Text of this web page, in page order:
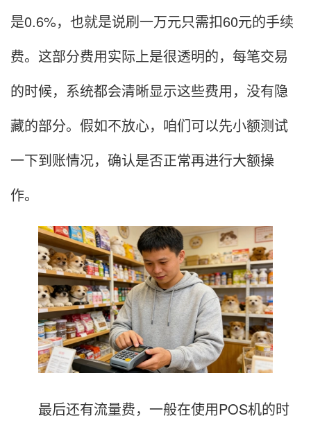
是0.6%，也就是说刷一万元只需扣60元的手续
费。这部分费用实际上是很透明的，每笔交易
的时候，系统都会清晰显示这些费用，没有隐
藏的部分。假如不放心，咱们可以先小额测试
一下到账情况，确认是否正常再进行大额操
作。
最后还有流量费，一般在使用POS机的时